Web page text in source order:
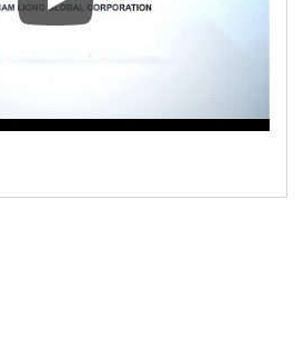
Play